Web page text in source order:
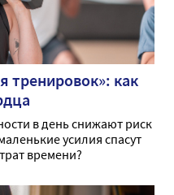
тренировок»: как
в день снижают риск
усилия спасут
времени?